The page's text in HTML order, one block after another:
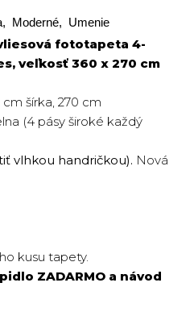
Moderné, Umenie
fototapeta 4-
veľkosť 360 x 270 cm
cm šírka, 270 cm
(4 pásy široké každý
vlhkou handričkou). Nová
kusu tapety.
ZADARMO a návod